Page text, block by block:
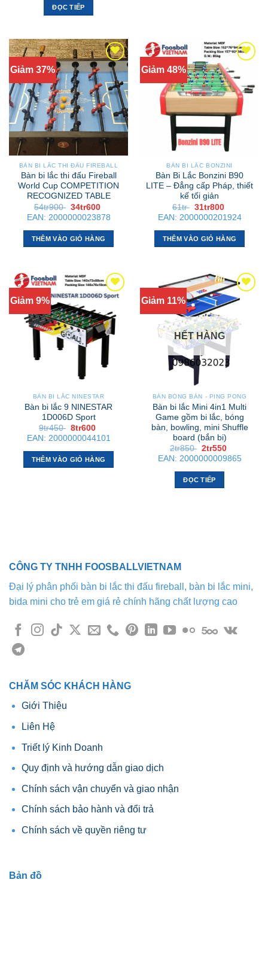
ĐỌC TIẾP
Giảm 37%
BÀN BI LẮC THI ĐẤU FIREBALL
Bàn bi lắc thi đấu Fireball
World Cup COMPETITION
RECOGNIZED TABLE
54tr900 Giá
gốc
là:
54tr900 .
34tr600
hiện
tại
là:
34tr600 .
EAN: 2000000023878
THÊM VÀO GIỎ HÀNG
Giảm 48%
BÀN BI LẮC BONZINI
Bàn Bi Lắc Bonzini B90
LITE – Đẳng cấp Pháp, thiết
kế tối giản
61tr Giá
gốc
là:
61tr .
31tr800
hiện
tại
là:
31tr800 .
EAN: 2000000201924
THÊM VÀO GIỎ HÀNG
Giảm 9%
BÀN BI LẮC NINESTAR
Bàn bi lắc 9 NINESTAR
1D006D Sport
9tr450 Giá
gốc
là:
9tr450 .
8tr600
hiện
tại
là:
8tr600 .
EAN: 2000000044101
THÊM VÀO GIỎ HÀNG
Giảm 11%
HẾT HÀNG
BÀN BÓNG BÀN - PING PONG
Bàn bi lắc Mini 4in1 Multi
Game gồm bi lắc, bóng
bàn, bowling, mini Shuffle
board (bắn bi)
2tr850 Giá
gốc
là:
2tr850 .
2tr550
hiện
tại
EAN: 2000000009865
ĐỌC TIẾP
CÔNG TY TNHH FOOSBALLVIETNAM
Đại lý phân phối bàn bi lắc thi đấu fireball, bàn bi lắc mini,
bida mini cho trẻ em giá rẻ chính hãng chất lượng cao
CHĂM SÓC KHÁCH HÀNG
Giới Thiệu
Liên Hệ
Triết lý Kinh Doanh
Quy định và hướng dẫn giao dịch
Chính sách vận chuyển và giao nhận
Chính sách bảo hành và đổi trả
Chính sách về quyền riêng tư
Bản đồ